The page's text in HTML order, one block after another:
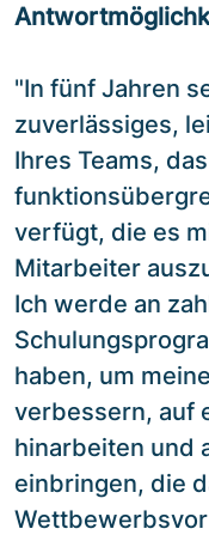
"In fünf Jahren
zuverlässiges,
Ihres Teams,
verfügt, die es
Mitarbeiter
Ich werde an
haben, um
verbessern, auf
hinarbeiten und
einbringen, die